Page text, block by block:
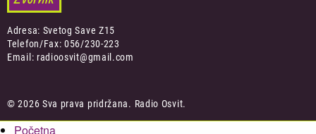
Adresa: Svetog Save Z15
Telefon/Fax: 056/230-223
Email: radioosvit@gmail.com
© 2026 Sva prava pridržana. Radio Osvit.
Početna